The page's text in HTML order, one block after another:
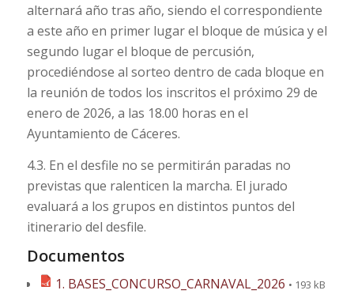
alternará año tras año, siendo el correspondiente
a este año en primer lugar el bloque de música y el
segundo lugar el bloque de percusión,
procediéndose al sorteo dentro de cada bloque en
la reunión de todos los inscritos el próximo 29 de
enero de 2026, a las 18.00 horas en el
Ayuntamiento de Cáceres.
4.3. En el desfile no se permitirán paradas no
previstas que ralenticen la marcha. El jurado
evaluará a los grupos en distintos puntos del
itinerario del desfile.
Documentos
1. BASES_CONCURSO_CARNAVAL_2026 • 193 kB